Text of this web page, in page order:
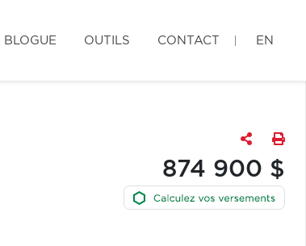
BLOGUE OUTILS CONTACT EN
874 900 $